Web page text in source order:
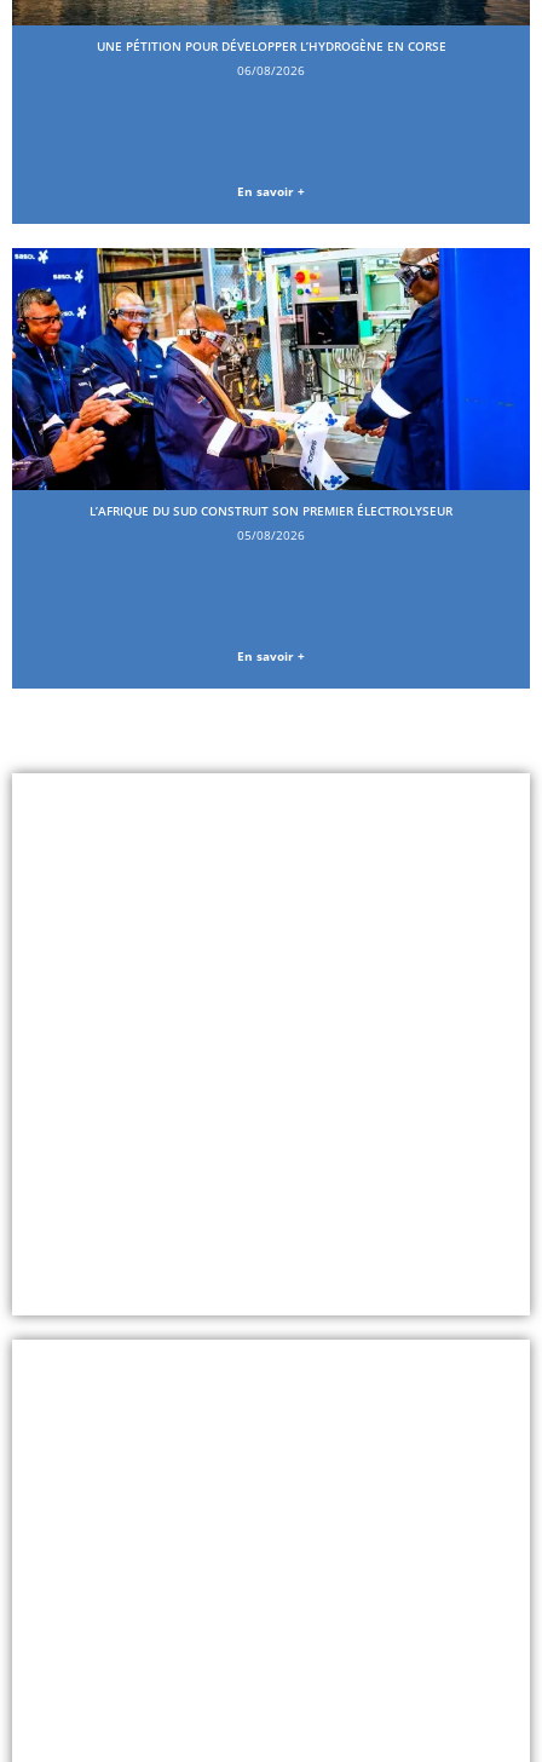
UNE PÉTITION POUR DÉVELOPPER L’HYDROGÈNE EN CORSE
06/08/2026
En savoir +
L’AFRIQUE DU SUD CONSTRUIT SON PREMIER ÉLECTROLYSEUR
05/08/2026
En savoir +